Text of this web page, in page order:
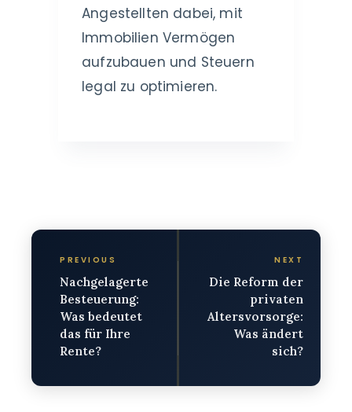
Angestellten dabei, mit
Immobilien Vermögen
aufzubauen und Steuern
legal zu optimieren.
PREVIOUS
Nachgelagerte
Besteuerung:
Was bedeutet
das für Ihre
Rente?
NEXT
Die Reform der
privaten
Altersvorsorge:
Was ändert
sich?